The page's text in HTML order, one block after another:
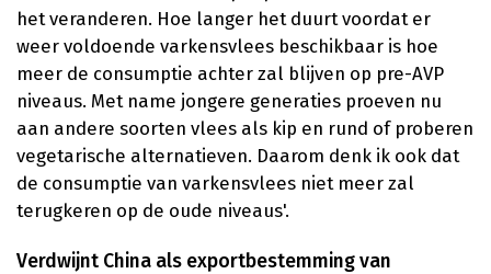
het veranderen. Hoe langer het duurt voordat er
weer voldoende varkensvlees beschikbaar is hoe
meer de consumptie achter zal blijven op pre-AVP
niveaus. Met name jongere generaties proeven nu
aan andere soorten vlees als kip en rund of proberen
vegetarische alternatieven. Daarom denk ik ook dat
de consumptie van varkensvlees niet meer zal
terugkeren op de oude niveaus'.
Verdwijnt China als exportbestemming van